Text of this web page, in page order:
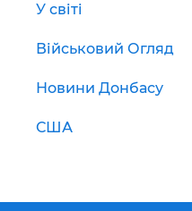
У світі
Військовий Огляд
Новини Донбасу
США